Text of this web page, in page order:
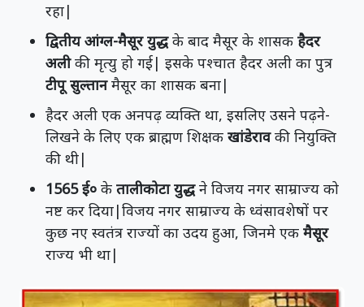
रहा|
द्वितीय आंग्ल-मैसूर युद्धके बाद मैसूर के शासक हैदर
अलीकी मृत्यु हो गई| इसके पश्चात हैदर अली का पुत्र
टीपू सुल्तानमैसूर का शासक बना|
हैदर अली एक अनपढ़ व्यक्ति था, इसलिए उसने पढ़ने-
लिखने के लिए एक ब्राह्मण शिक्षक खांडेरावकी नियुक्ति
की थी|
1565 ई० के तालीकोटा युद्धने विजय नगर साम्राज्य को
नष्ट कर दिया|विजय नगर साम्राज्य के ध्वंसावशेषों पर
कुछ नए स्वतंत्र राज्यों का उदय हुआ, जिनमे एक मैसूर
राज्य भी था|